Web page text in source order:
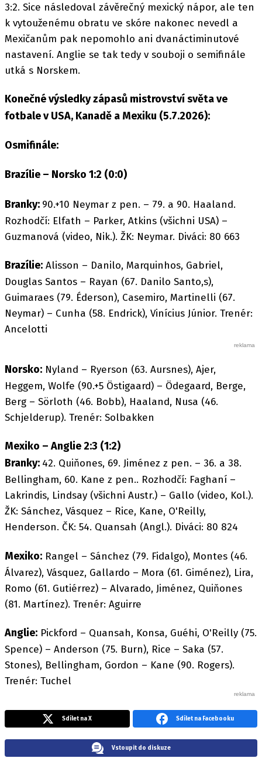
3:2. Sice následoval závěrečný mexický nápor, ale ten
k vytouženému obratu ve skóre nakonec nevedl a
Mexičanům pak nepomohlo ani dvanáctiminutové
nastavení. Anglie se tak tedy v souboji o semifinále
utká s Norskem.
Konečné výsledky zápasů mistrovství světa ve
fotbale v USA, Kanadě a Mexiku (5.7.2026):
Osmifinále:
Brazílie – Norsko 1:2 (0:0)
Branky: 90.+10 Neymar z pen. – 79. a 90. Haaland.
Rozhodčí: Elfath – Parker, Atkins (všichni USA) –
Guzmanová (video, Nik.). ŽK: Neymar. Diváci: 80 663
Brazílie: Alisson – Danilo, Marquinhos, Gabriel,
Douglas Santos – Rayan (67. Danilo Santo,s),
Guimaraes (79. Éderson), Casemiro, Martinelli (67.
Neymar) – Cunha (58. Endrick), Vinícius Júnior. Trenér:
Ancelotti
Norsko: Nyland – Ryerson (63. Aursnes), Ajer,
Heggem, Wolfe (90.+5 Östigaard) – Ödegaard, Berge,
Berg – Sörloth (46. Bobb), Haaland, Nusa (46.
Schjelderup). Trenér: Solbakken
Mexiko – Anglie 2:3 (1:2)
Branky: 42. Quiňones, 69. Jiménez z pen. – 36. a 38.
Bellingham, 60. Kane z pen.. Rozhodčí: Faghaní –
Lakrindis, Lindsay (všichni Austr.) – Gallo (video, Kol.).
ŽK: Sánchez, Vásquez – Rice, Kane, O'Reilly,
Henderson. ČK: 54. Quansah (Angl.). Diváci: 80 824
Mexiko: Rangel – Sánchez (79. Fidalgo), Montes (46.
Álvarez), Vásquez, Gallardo – Mora (61. Giménez), Lira,
Romo (61. Gutiérrez) – Alvarado, Jiménez, Quiňones
(81. Martínez). Trenér: Aguirre
Anglie: Pickford – Quansah, Konsa, Guéhi, O'Reilly (75.
Spence) – Anderson (75. Burn), Rice – Saka (57.
Stones), Bellingham, Gordon – Kane (90. Rogers).
Trenér: Tuchel
Sdílet na X Sdílet na Facebooku
Vstoupit do diskuze